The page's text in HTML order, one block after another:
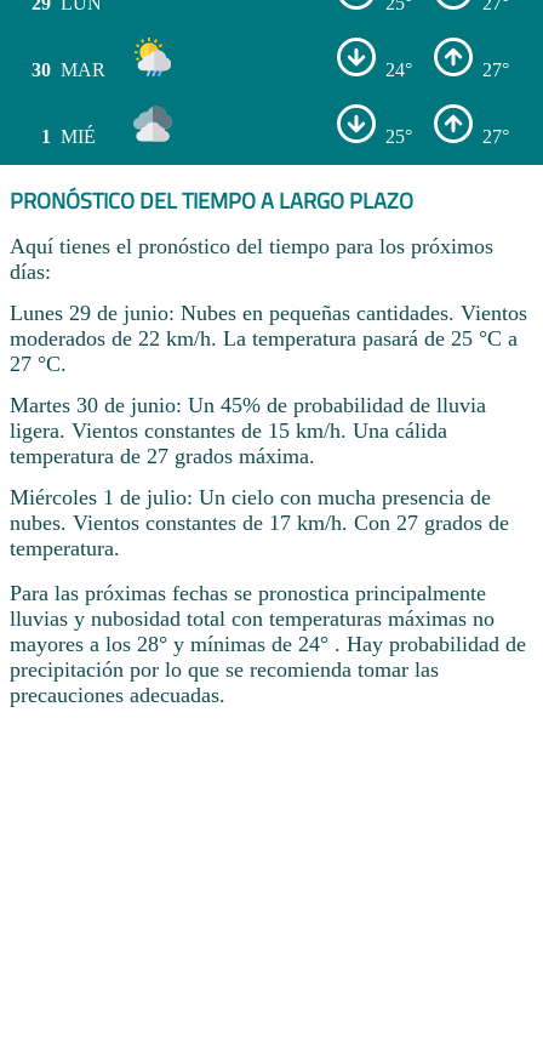
30 MAR 24° 27°
1 MIÉ 25° 27°
PRONÓSTICO DEL TIEMPO A LARGO PLAZO
Aquí tienes el pronóstico del tiempo para los próximos
días:
Lunes 29 de junio: Nubes en pequeñas cantidades. Vientos
moderados de 22 km/h. La temperatura pasará de 25 °C a
27 °C.
Martes 30 de junio: Un 45% de probabilidad de lluvia
ligera. Vientos constantes de 15 km/h. Una cálida
temperatura de 27 grados máxima.
Miércoles 1 de julio: Un cielo con mucha presencia de
nubes. Vientos constantes de 17 km/h. Con 27 grados de
temperatura.
Para las próximas fechas se pronostica principalmente
lluvias y nubosidad total con temperaturas máximas no
mayores a los 28° y mínimas de 24° . Hay probabilidad de
precipitación por lo que se recomienda tomar las
precauciones adecuadas.